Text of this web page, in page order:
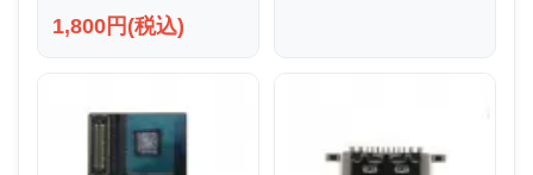
1,800円(税込)